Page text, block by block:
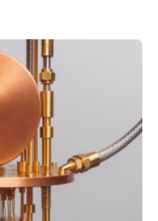
Thorium-
man jahrzehntelang
passenden
2024 gelang
Durchbruch:
wurde
zeigen, dass sich
um hochpräzise…